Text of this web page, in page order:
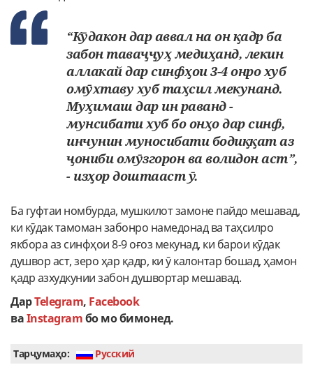
“Кӯдакон дар аввал на он қадр ба
забон таваҷҷуҳ медиҳанд, лекин
аллакай дар синфҳои 3-4 онро хуб
омӯхтаву хуб таҳсил мекунанд.
Муҳимаш дар ин раванд -
мунсибати хуб бо онҳо дар синф,
инчунин муносибати бодиққат аз
ҷониби омӯзгорон ва волидон аст”,
- изҳор доштааст ӯ.
Ба гуфтаи номбурда, мушкилот замоне пайдо мешавад,
ки кӯдак тамоман забонро намедонад ва таҳсилро
якбора аз синфҳои 8-9 оғоз мекунад, ки барои кӯдак
душвор аст, зеро ҳар қадр, ки ӯ калонтар бошад, ҳамон
қадр азхудкунии забон душвортар мешавад.
ДарTelegram, Facebook
ваInstagramбо мо бимонед.
Тарҷумаҳо: Руcский